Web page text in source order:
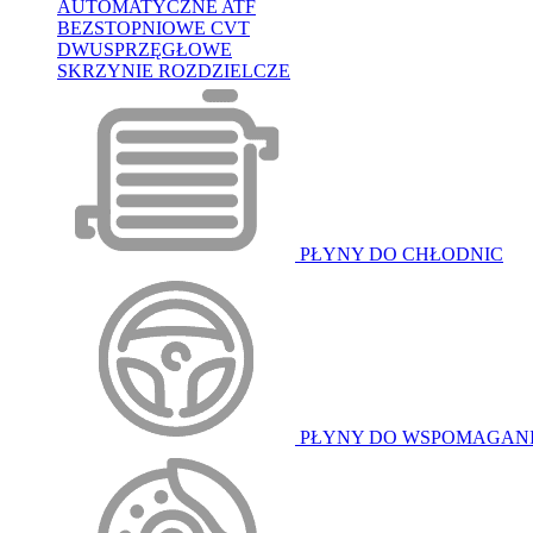
AUTOMATYCZNE ATF
BEZSTOPNIOWE CVT
DWUSPRZĘGŁOWE
SKRZYNIE ROZDZIELCZE
PŁYNY DO CHŁODNIC
PŁYNY DO